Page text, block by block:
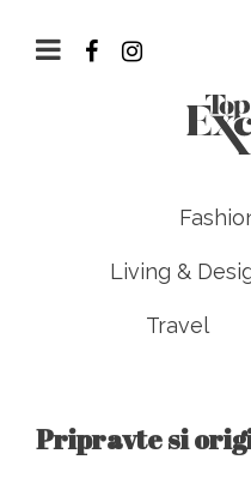
Living &
Travel
Pripravte si